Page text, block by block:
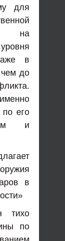
для
на
в
до
его
и
в
тихо
по